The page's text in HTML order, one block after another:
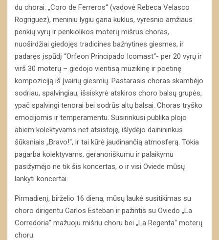
du chorai: „Coro de Ferreros“ (vadovė Rebeca Velasco
Rogriguez), meniniu lygiu gana kuklus, vyresnio amžiaus
penkių vyrų ir penkiolikos moterų mišrus choras,
nuoširdžiai giedojęs tradicines bažnytines giesmes, ir
padaręs įspūdį “Orfeon Principado Icomast“- per 20 vyrų ir
virš 30 moterų – giedojo vientisą muzikinę ir poetinę
kompoziciją iš įvairių giesmių. Pastarasis choras skambėjo
sodriau, spalvingiau, išsiskyrė atskiros choro balsų grupės,
ypač spalvingi tenorai bei sodrūs altų balsai. Choras tryško
emocijomis ir temperamentu. Susirinkusi publika plojo
abiem kolektyvams net atsistoję, išlydėjo dainininkus
šūksniais „Bravo!“, ir tai kūrė jaudinančią atmosferą. Tokia
pagarba kolektyvams, geranoriškumu ir palaikymu
pasižymėjo ne tik šis koncertas, o ir visi Oviede mūsų
lankyti koncertai.
Pirmadienį, birželio 16 dieną, mūsų laukė susitikimas su
choro dirigentu Carlos Esteban ir pažintis su Oviedo „La
Corredoria“ mažuoju mišriu choru bei „La Regenta“ moterų
choru.